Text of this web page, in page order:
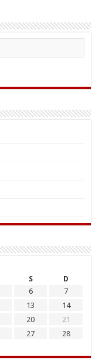
S
D
6
7
13
14
20
21
27
28